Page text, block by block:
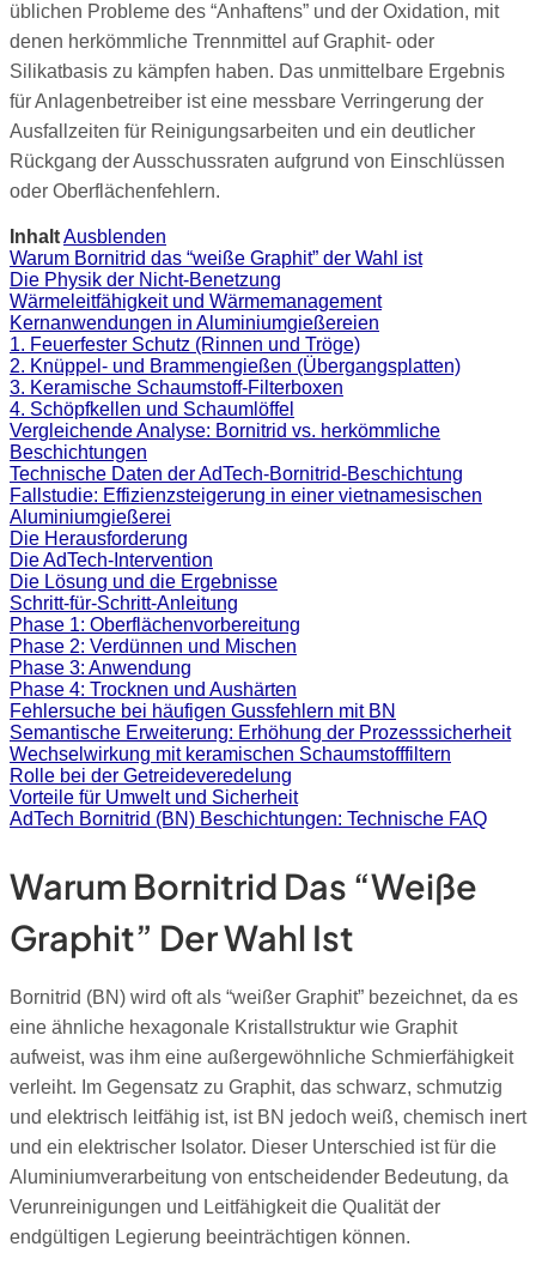
üblichen Probleme des “Anhaftens” und der Oxidation, mit
denen herkömmliche Trennmittel auf Graphit- oder
Silikatbasis zu kämpfen haben. Das unmittelbare Ergebnis
für Anlagenbetreiber ist eine messbare Verringerung der
Ausfallzeiten für Reinigungsarbeiten und ein deutlicher
Rückgang der Ausschussraten aufgrund von Einschlüssen
oder Oberflächenfehlern.
InhaltAusblenden
Warum Bornitrid das “weiße Graphit” der Wahl ist
Die Physik der Nicht-Benetzung
Wärmeleitfähigkeit und Wärmemanagement
Kernanwendungen in Aluminiumgießereien
1. Feuerfester Schutz (Rinnen und Tröge)
2. Knüppel- und Brammengießen (Übergangsplatten)
3. Keramische Schaumstoff-Filterboxen
4. Schöpfkellen und Schaumlöffel
Vergleichende Analyse: Bornitrid vs. herkömmliche
Beschichtungen
Technische Daten der AdTech-Bornitrid-Beschichtung
Fallstudie: Effizienzsteigerung in einer vietnamesischen
Aluminiumgießerei
Die Herausforderung
Die AdTech-Intervention
Die Lösung und die Ergebnisse
Schritt-für-Schritt-Anleitung
Phase 1: Oberflächenvorbereitung
Phase 2: Verdünnen und Mischen
Phase 3: Anwendung
Phase 4: Trocknen und Aushärten
Fehlersuche bei häufigen Gussfehlern mit BN
Semantische Erweiterung: Erhöhung der Prozesssicherheit
Wechselwirkung mit keramischen Schaumstofffiltern
Rolle bei der Getreideveredelung
Vorteile für Umwelt und Sicherheit
AdTech Bornitrid (BN) Beschichtungen: Technische FAQ
Warum Bornitrid Das “weiße
Graphit” Der Wahl Ist
Bornitrid (BN) wird oft als “weißer Graphit” bezeichnet, da es
eine ähnliche hexagonale Kristallstruktur wie Graphit
aufweist, was ihm eine außergewöhnliche Schmierfähigkeit
verleiht. Im Gegensatz zu Graphit, das schwarz, schmutzig
und elektrisch leitfähig ist, ist BN jedoch weiß, chemisch inert
und ein elektrischer Isolator. Dieser Unterschied ist für die
Aluminiumverarbeitung von entscheidender Bedeutung, da
Verunreinigungen und Leitfähigkeit die Qualität der
endgültigen Legierung beeinträchtigen können.